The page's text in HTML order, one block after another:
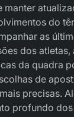
manter
do
as
dos atletas,
da quadra
de
precisas.
profundo